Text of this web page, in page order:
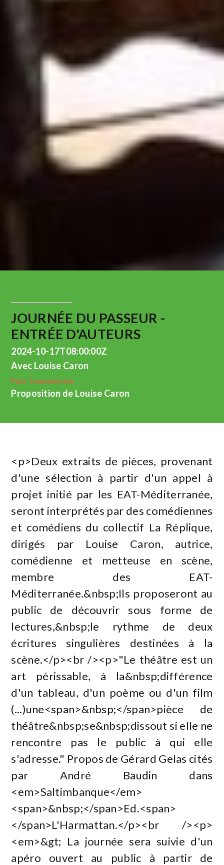
JOURNÉE DU PASSEUR -
ENTRÉE D'AUTEURS
2024-10-17T08:00:00Z
Avec Louise Caron
Pôle Transmission
Proposition de Louise Caron
<p>Deux extraits de pièces, provenant
d'une sélection à partir d'un appel à
projet initié par les EAT-Méditerranée,
seront interprétés par des comédiennes
et comédiens du collectif La Réplique,
dirigés par Louise Caron, autrice,
comédienne et metteuse en scène,
membre des EAT-
Méditerranée.&nbsp;Ils proposeront au
public de découvrir sous forme de
lectures,&nbsp;le rythme de deux
écritures singulières destinées à la
scène.</p><br /><p>"Le théâtre est un
art périssable, à la&nbsp;différence
d'un tableau, d'un poème ou d'un film
(...)une<span>&nbsp;</span>pièce de
théâtre&nbsp;se&nbsp;dissout si elle ne
rencontre pas le public à qui elle
s'adresse." Propos de Gérard Gelas cités
par André Baudin dans
<em>Saltimbanque</em>
<span>&nbsp;</span>Ed.<span>
</span>L'Harmattan.</p><br /><p>
<em>&gt; La journée sera suivie d'un
apéro ouvert au public à partir de